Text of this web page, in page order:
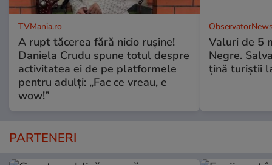
TVMania.ro
A rupt tăcerea fără nicio rușine!
Daniela Crudu spune totul despre
activitatea ei de pe platformele
pentru adulți: „Fac ce vreau, e
wow!”
Valuri de 5
Negre.
ţină turiştii
PARTENERI